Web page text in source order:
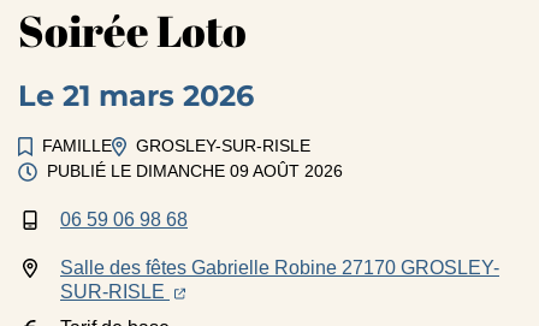
Soirée Loto
Le 21 mars 2026
FAMILLE
GROSLEY-SUR-RISLE
PUBLIÉ LE DIMANCHE 09 AOÛT 2026
INFOS UTILES
06 59 06 98 68
Salle des fêtes Gabrielle Robine 27170 GROSLEY-
SUR-RISLE (ouverture dans un nouvel onglet)
(ouverture dans un nouvel onglet)